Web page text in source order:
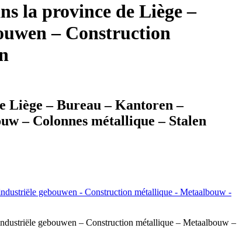
la province de Liège –
– Construction
Liège – Bureau – Kantoren –
– Colonnes métallique – Stalen
gebouwen – Construction métallique – Metaalbouw –